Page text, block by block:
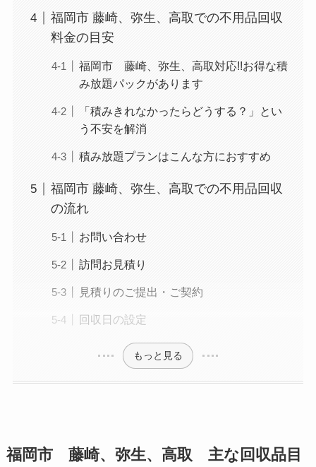
福岡市 藤崎、弥生、高取での不用品回収
料金の目安
福岡市 藤崎、弥生、高取対応!!お得な積
み放題パックがあります
「積みきれなかったらどうする？」とい
う不安を解消
積み放題プランはこんな方におすすめ
福岡市 藤崎、弥生、高取での不用品回収
の流れ
お問い合わせ
訪問お見積り
見積りのご提出・ご契約
回収日の設定
もっと見る
福岡市 藤崎、弥生、高取 主な回収品目